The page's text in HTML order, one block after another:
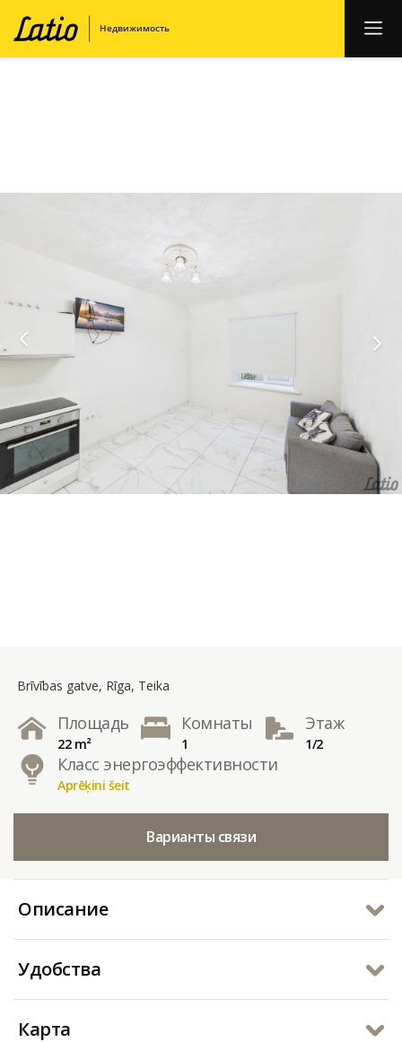
Brīvības gatve, Rīga, Teika
Площадь
22 m²
Комнаты
1
Этаж
1/2
Класс энергоэффективности
Aprēķini šeit
Варианты связи
Описание
Удобства
Карта